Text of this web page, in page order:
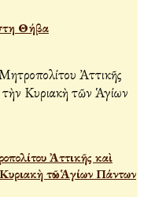
Θήβα
Ἀττικῆς καὶ
τῶν Ἁγίων Πάντων